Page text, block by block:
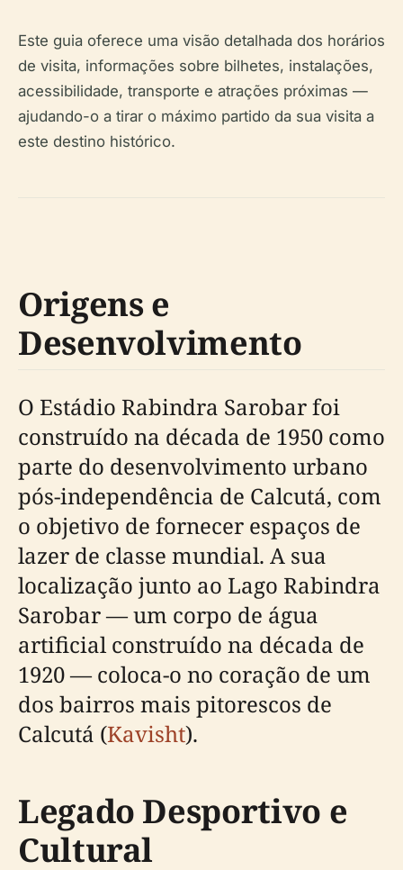
Este guia oferece uma visão detalhada dos horários
de visita, informações sobre bilhetes, instalações,
acessibilidade, transporte e atrações próximas —
ajudando-o a tirar o máximo partido da sua visita a
este destino histórico.
Origens e
Desenvolvimento
O Estádio Rabindra Sarobar foi
construído na década de 1950 como
parte do desenvolvimento urbano
pós-independência de Calcutá, com
o objetivo de fornecer espaços de
lazer de classe mundial. A sua
localização junto ao Lago Rabindra
Sarobar — um corpo de água
artificial construído na década de
1920 — coloca-o no coração de um
dos bairros mais pitorescos de
Calcutá (Kavisht).
Legado Desportivo e
Cultural